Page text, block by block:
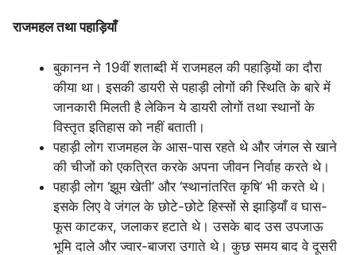
राजमहल तथा पहाड़ियाँ
बुकानन ने 19वीं शताब्दी में राजमहल की पहाड़ियों का दौरा
कीया था। इसकी डायरी से पहाड़ी लोगों की स्थिति के बारे में
जानकारी मिलती है लेकिन ये डायरी लोगों तथा स्थानों के
विस्तृत इतिहास को नहीं बताती।
पहाड़ी लोग राजमहल के आस-पास रहते थे और जंगल से खाने
की चीजों को एकत्रित करके अपना जीवन निर्वाह करते थे।
पहाड़ी लोग ‘झूम खेती’ और ‘स्थानांतरित कृषि’ भी करते थे।
इसके लिए वे जंगल के छोटे-छोटे हिस्सों से झाड़ियाँ व घास-
फूस काटकर, जलाकर हटाते थे। उसके बाद उस उपजाऊ
भूमि दाले और ज्वार-बाजरा उगाते थे। कुछ समय बाद वे दूसरी